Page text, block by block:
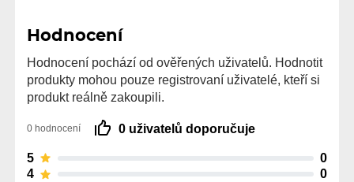
Hodnocení
Hodnocení pochází od ověřených uživatelů. Hodnotit
produkty mohou pouze registrovaní uživatelé, kteří si
produkt reálně zakoupili.
0 hodnocení 0 uživatelů doporučuje
5
0
4
0